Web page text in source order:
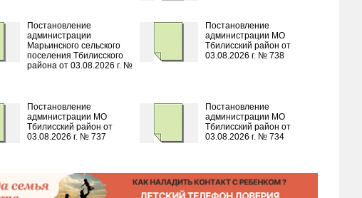
Постановление
администрации
Марьинского сельского
поселения Тбилисского
района от 03.08.2026 г. №
Постановление
администрации МО
Тбилисский район от
03.08.2026 г. № 738
Постановление
администрации МО
Тбилисский район от
03.08.2026 г. № 737
Постановление
администрации МО
Тбилисский район от
03.08.2026 г. № 734